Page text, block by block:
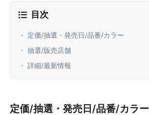
目次
・ 定価/抽選・発売日/品番/カラー
・ 抽選/販売店舗
・ 詳細/最新情報
定価/抽選・発売日/品番/カラー